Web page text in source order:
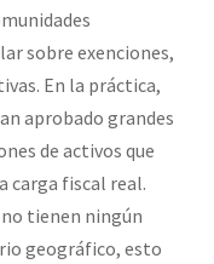
sobre exenciones,
En la práctica,
aprobado grandes
de activos que
carga fiscal real.
tienen ningún
geográfico, esto